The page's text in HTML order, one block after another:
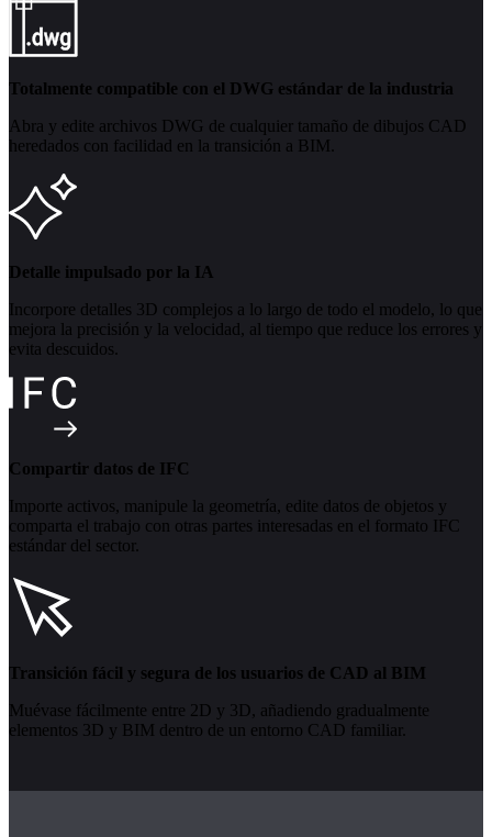
Totalmente compatible con el DWG estándar de la industria
Abra y edite archivos DWG de cualquier tamaño de dibujos CAD
heredados con facilidad en la transición a BIM.
Detalle impulsado por la IA
Incorpore detalles 3D complejos a lo largo de todo el modelo, lo que
mejora la precisión y la velocidad, al tiempo que reduce los errores y
evita descuidos.
Compartir datos de IFC
Importe activos, manipule la geometría, edite datos de objetos y
comparta el trabajo con otras partes interesadas en el formato IFC
estándar del sector.
Transición fácil y segura de los usuarios de CAD al BIM
Muévase fácilmente entre 2D y 3D, añadiendo gradualmente
elementos 3D y BIM dentro de un entorno CAD familiar.